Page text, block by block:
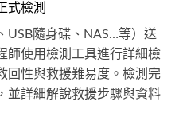
式檢測
USB隨身碟、NAS…等）送
師使用檢測工具進行詳細檢
回性與救援難易度。檢測完
並詳細解說救援步驟與資料